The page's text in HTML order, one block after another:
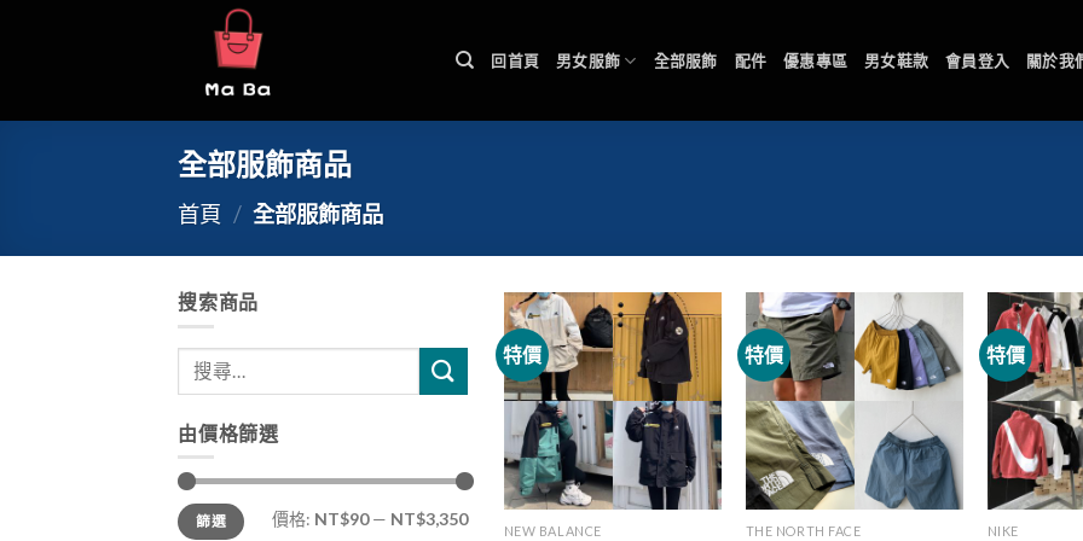
回首頁 男女服飾 全部服飾 配件 優惠專區 男女鞋款 會員登入 關於我
全部服飾商品
首頁 / 全部服飾商品
搜索商品
由價格篩選
篩選 價格: NT$90— NT$3,350
特價
NEW BALANCE
特價
THE NORTH FACE
特價
NIKE